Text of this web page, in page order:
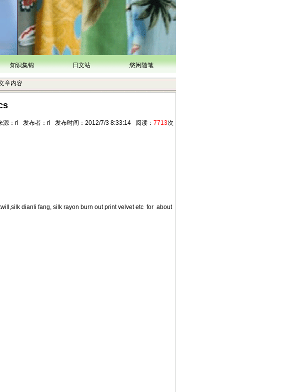
知识集锦 日文站 悠闲随笔
章内容
源：rl 发布者：rl 发布时间：2012/7/3 8:33:14 阅读： 7713次
dianli fang, silk rayon burn out print velvet etc for about